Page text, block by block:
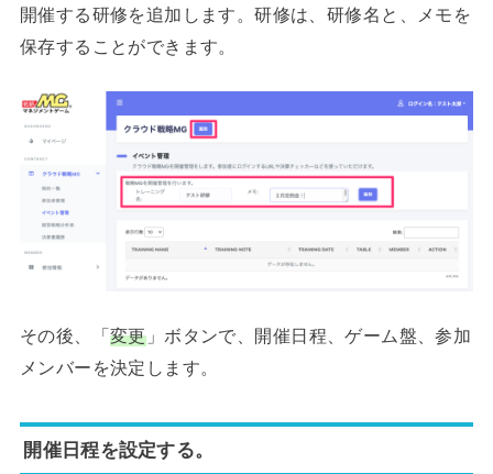
開催する研修を追加します。研修は、研修名と、メモを
保存することができます。
その後、「 変更」ボタンで、開催日程、ゲーム盤、参加
メンバーを決定します。
開催日程を設定する。